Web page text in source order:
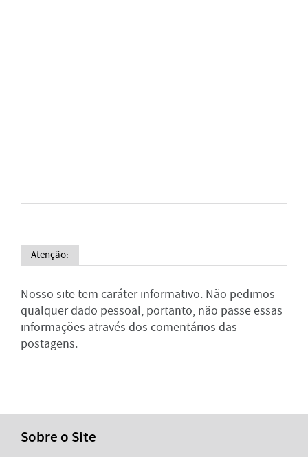
Atenção:
Nosso site tem caráter informativo. Não pedimos
qualquer dado pessoal, portanto, não passe essas
informações através dos comentários das
postagens.
Sobre o Site